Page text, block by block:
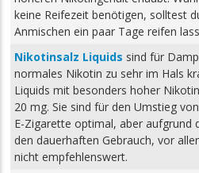
keine Reifezeit benötigen, solltest
Anmischen ein paar Tage reifen
Nikotinsalz Liquids sind für
normales Nikotin zu sehr im Hals
Liquids mit besonders hoher
20 mg. Sie sind für den Umstieg
E-Zigarette optimal, aber aufgrund
den dauerhaften Gebrauch, vor
nicht empfehlenswert.